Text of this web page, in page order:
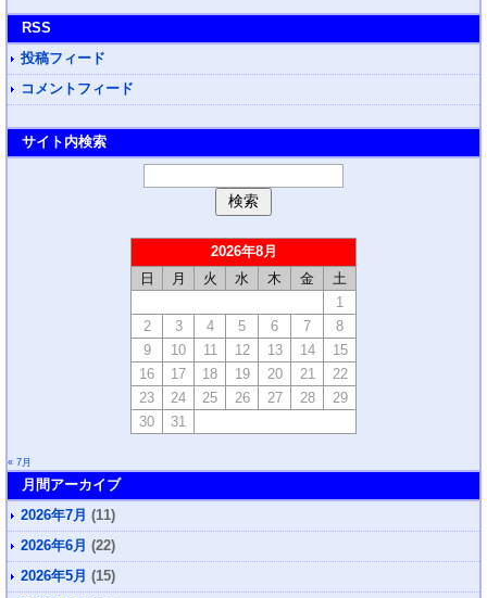
RSS
投稿フィード
コメントフィード
サイト内検索
2026年8月
日 月 火 水 木 金
土
1
2
3 4 5 6 7
8
9
10 11 12 13 14
15
16
17 18 19 20 21
22
23
24 25 26 27 28
29
30
31
« 7月
月間アーカイブ
2026年7月 (11)
2026年6月 (22)
2026年5月 (15)